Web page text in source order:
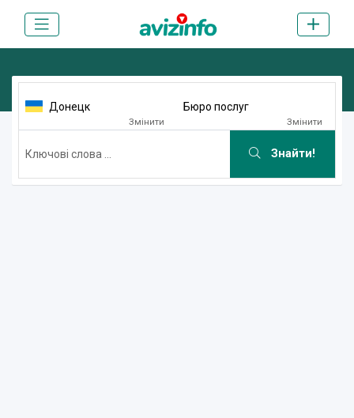
Донецк
Змінити
Бюро послуг
Змінити
Знайти!